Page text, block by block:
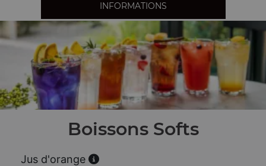
INFORMATIONS
Boissons Softs
Jus d'orange